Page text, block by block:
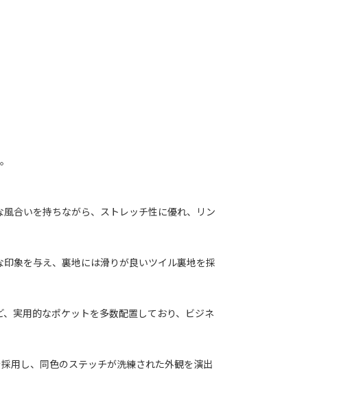
合いを持ちながら、ストレッチ性に優れ、リン
象を与え、裏地には滑りが良いツイル裏地を採
実用的なポケットを多数配置しており、ビジネ
用し、同色のステッチが洗練された外観を演出